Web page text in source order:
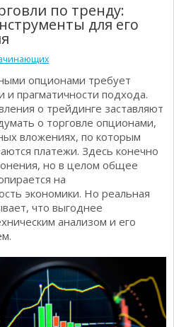
в бинарном трейдинге
о бинарных опционах
бинарных опционов
брокера в рейтинг
по тренду:
для его
опционами требует
и прагматичности подхода.
о трейдинге заставляют
о торговле опционами,
вложениях, по которым
платежи. Здесь конечно
но в целом общее
на
экономики. Но реальная
что выгоднее
анализом и его